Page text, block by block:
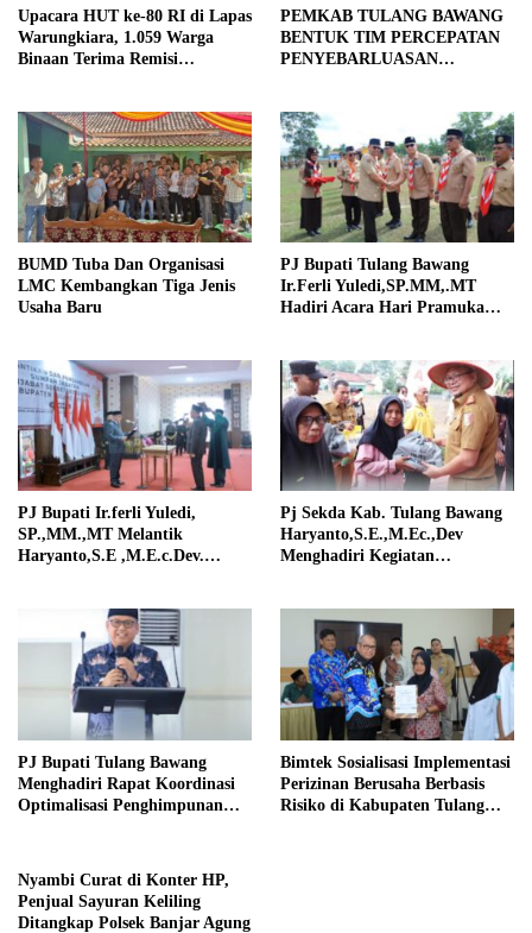
Upacara HUT ke-80 RI di Lapas
Warungkiara, 1.059 Warga
Binaan Terima Remisi
PEMKAB TULANG BAWANG
BENTUK TIM PERCEPATAN
PENYEBARLUASAN
BUMD Tuba Dan Organisasi
LMC Kembangkan Tiga Jenis
Usaha Baru
PJ Bupati Tulang Bawang
Ir.Ferli Yuledi,SP.MM,.MT
Hadiri Acara Hari Pramuka
PJ Bupati Ir.ferli Yuledi,
SP.,MM.,MT Melantik
Haryanto,S.E ,M.E.c.Dev.
Pj Sekda Kab. Tulang Bawang
Haryanto,S.E.,M.Ec.,Dev
Menghadiri Kegiatan
PJ Bupati Tulang Bawang
Menghadiri Rapat Koordinasi
Optimalisasi Penghimpunan
Bimtek Sosialisasi Implementasi
Perizinan Berusaha Berbasis
Risiko di Kabupaten Tulang
Nyambi Curat di Konter HP,
Penjual Sayuran Keliling
Ditangkap Polsek Banjar Agung